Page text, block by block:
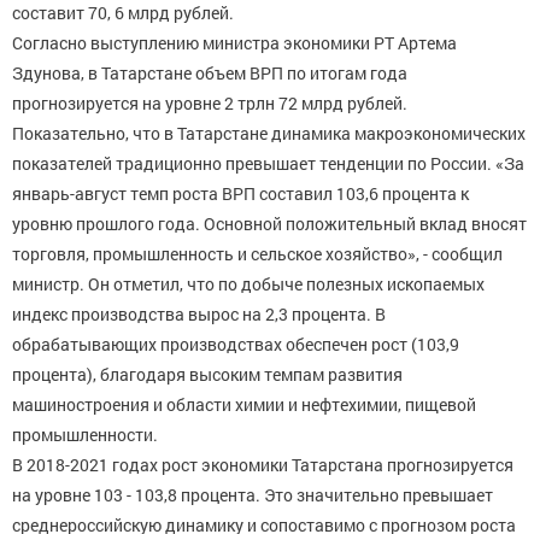
составит 70, 6 млрд рублей.
Согласно выступлению министра экономики РТ Артема
Здунова, в Татарстане объем ВРП по итогам года
прогнозируется на уровне 2 трлн 72 млрд рублей.
Показательно, что в Татарстане динамика макроэкономических
показателей традиционно превышает тенденции по России. «За
январь-август темп роста ВРП составил 103,6 процента к
уровню прошлого года. Основной положительный вклад вносят
торговля, промышленность и сельское хозяйство», - сообщил
министр. Он отметил, что по добыче полезных ископаемых
индекс производства вырос на 2,3 процента. В
обрабатывающих производствах обеспечен рост (103,9
процента), благодаря высоким темпам развития
машиностроения и области химии и нефтехимии, пищевой
промышленности.
В 2018-2021 годах рост экономики Татарстана прогнозируется
на уровне 103 - 103,8 процента. Это значительно превышает
среднероссийскую динамику и сопоставимо с прогнозом роста